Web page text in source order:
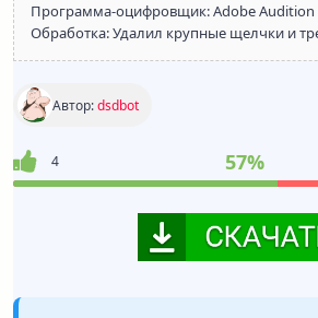
Программа-оцифровщик: Adobe Audition
Обработка: Удалил крупные щелчки и
Автор:dsdbot
4 57%